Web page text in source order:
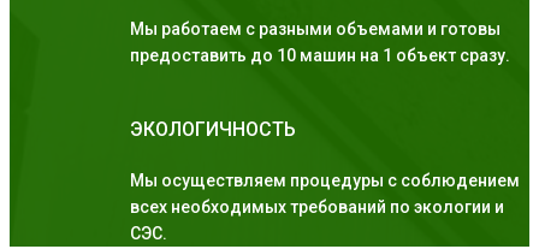
Мы работаем с разными объемами и готовы
предоставить до 10 машин на 1 объект сразу.
ЭКОЛОГИЧНОСТЬ
Мы осуществляем процедуры с соблюдением
всех необходимых требований по экологии и
СЭС.